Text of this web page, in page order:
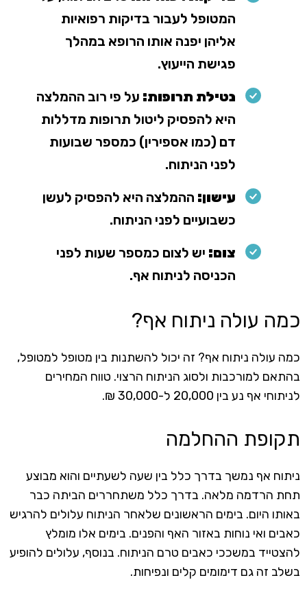
המטופל לעבור בדיקות רפואיות
אליהן יפנה אותו הרופא במהלך
פגישת הייעוץ.
נטילת תרופות: על פי רוב ההמלצה
היא להפסיק ליטול תרופות מדללות
דם (כמו אספירין) כמספר שבועות
לפני הניתוח.
עישון: ההמלצה היא להפסיק לעשן
כשבועיים לפני הניתוח.
צום: יש לצום כמספר שעות לפני
הכניסה לניתוח אף.
כמה עולה ניתוח אף?
כמה עולה ניתוח אף? זה יכול להשתנות בין מטופל למטופל,
בהתאם למורכבות ולסוג הניתוח הרצוי. טווח המחירים
לניתוחי אף נע בין 20,000 ל-30,000 ₪.
תקופת ההחלמה
ניתוח אף נמשך בדרך כלל בין שעה לשעתיים והוא מבוצע
תחת הרדמה מלאה. בדרך כלל משתחררים הביתה כבר
באותו היום. בימים הראשונים שלאחר הניתוח עלולים להרגיש
כאבים ואי נוחות באזור האף והפנים. בימים אלו מומלץ
להצטייד במשככי כאבים טרם הניתוח. בנוסף, עלולים להופיע
בשלב זה גם דימומים קלים ונפיחות.